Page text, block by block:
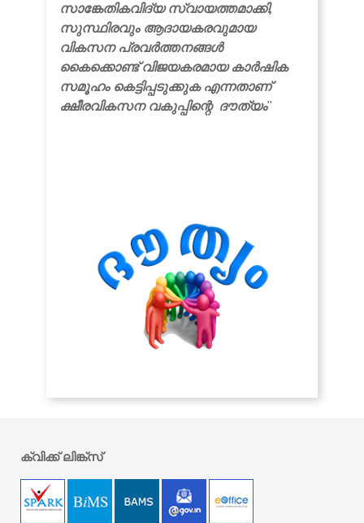
സാങ്കേതികവിദ്യ സ്വായത്തമാക്കി,
സുസ്ഥിരവും ആദായകരവുമായ
വികസന പ്രവർത്തനങ്ങൾ
കൈക്കൊണ്ട് വിജയകരമായ കാർഷിക
സമൂഹം കെട്ടിപ്പടുക്കുക എന്നതാണ്
ക്ഷീരവികസന വകുപ്പിന്റെ ദൗത്യം"
ക്വിക്ക് ലിങ്ക്സ്